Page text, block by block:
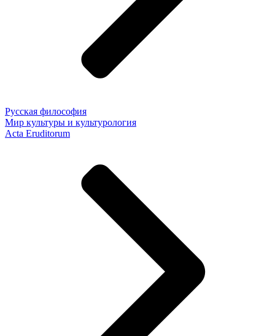
Русская философия
Мир культуры и культурология
Acta Eruditorum